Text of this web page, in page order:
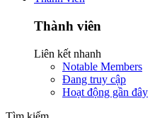
Thành viên
Liên kết nhanh
Notable Members
Đang truy cập
Hoạt động gần đây